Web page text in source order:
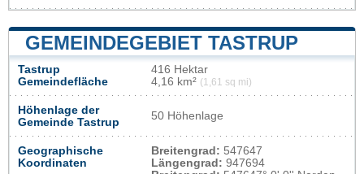
GEMEINDEGEBIET TASTRUP
Tastrup
Gemeindefläche
416 Hektar
4,16 km² (1,61 sq mi)
Höhenlage der
Gemeinde Tastrup
50 Höhenlage
Geographische
Koordinaten
Breitengrad: 547647
Längengrad: 947694